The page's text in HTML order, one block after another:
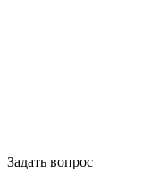
Задать вопрос